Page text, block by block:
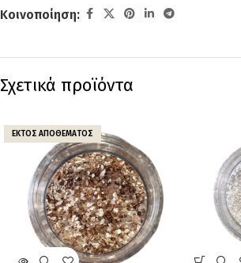
Κοινοποίηση:
Σχετικά προϊόντα
ΕΚΤΌΣ ΑΠΟΘΈΜΑΤΟΣ